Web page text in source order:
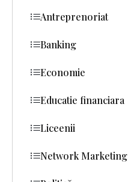
Antreprenoriat
Banking
Economie
Educatie financiara
Liceenii
Network Marketing